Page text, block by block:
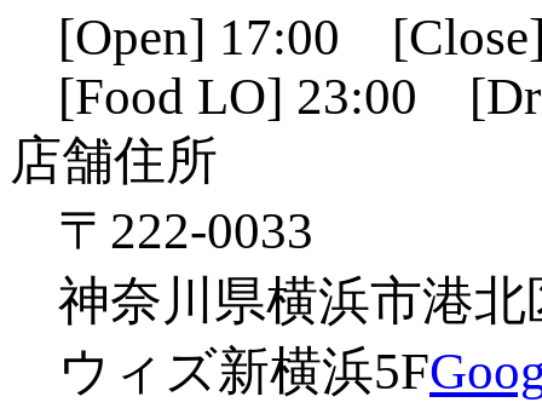
[Open] 17:00
[Food LO] 23:00
店舗住所
〒222-0033
神奈川県横浜市港北
ウィズ新横浜5F